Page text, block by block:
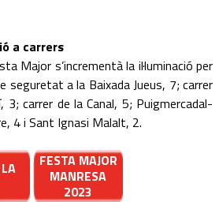
a carrers
Major s’incrementà la il·luminació per
seguretat a la Baixada Jueus, 7; carrer
carrer de la Canal, 5; Puigmercadal-
4 i Sant Ignasi Malalt, 2.
FESTA MAJOR
MANRESA
2023